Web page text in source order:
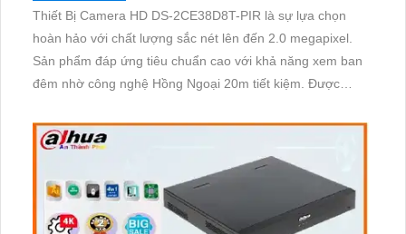
Thiết Bị Camera HD DS-2CE38D8T-PIR là sự lựa chọn
hoàn hảo với chất lượng sắc nét lên đến 2.0 megapixel.
Sản phẩm đáp ứng tiêu chuẩn cao với khả năng xem ban
đêm nhờ công nghệ Hồng Ngoại 20m tiết kiệm. Được
mang lại độ bền và hiệu suất cao